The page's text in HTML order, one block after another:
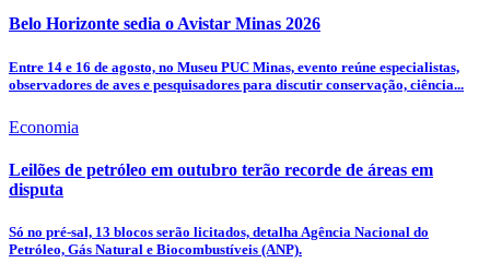
Belo Horizonte sedia o Avistar Minas 2026
Entre 14 e 16 de agosto, no Museu PUC Minas, evento reúne especialistas,
observadores de aves e pesquisadores para discutir conservação, ciência...
Economia
Leilões de petróleo em outubro terão recorde de áreas em
disputa
Só no pré-sal, 13 blocos serão licitados, detalha Agência Nacional do
Petróleo, Gás Natural e Biocombustíveis (ANP).